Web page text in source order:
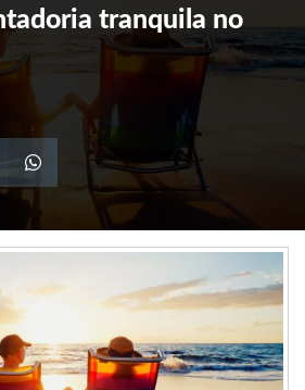
tranquila no